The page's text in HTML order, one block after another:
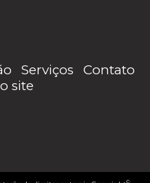
Serviços
Contato
site